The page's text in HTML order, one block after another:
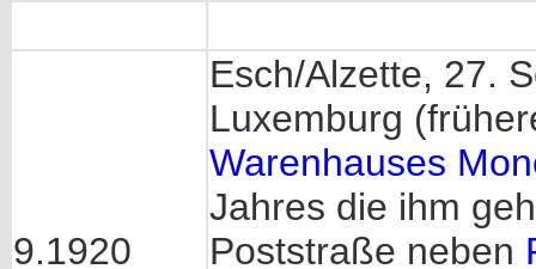
9.1920
Esch/Alzette, 27.
Luxemburg
Warenhauses
Jahres die ihm
Poststraße neben